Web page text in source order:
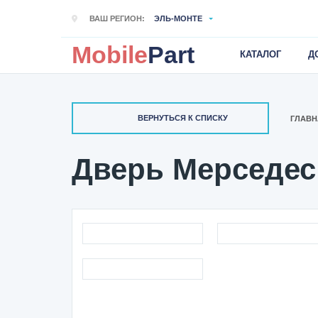
ВАШ РЕГИОН: ЭЛЬ-МОНТЕ
MobilePart КАТАЛОГ
ВЕРНУТЬСЯ К СПИСКУ
Дверь